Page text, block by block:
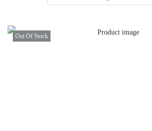
Out Of Stock